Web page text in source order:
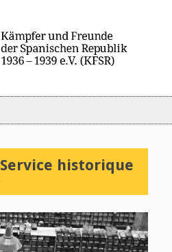
Service historique